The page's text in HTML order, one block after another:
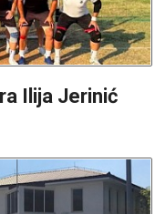
Ilija Jerinić